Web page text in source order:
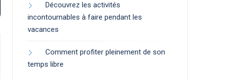
Découvrez les activités
incontournables à faire pendant les
vacances
Comment profiter pleinement de son
temps libre